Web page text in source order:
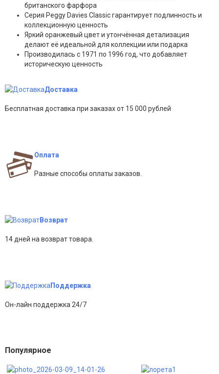
британского фарфора
Серия Peggy Davies Classic гарантирует подлинность и
коллекционную ценность
Яркий оранжевый цвет и утончённая детализация
делают её идеальной для коллекции или подарка
Производилась с 1971 по 1996 год, что добавляет
историческую ценность
Доставка
Бесплатная доставка при заказах от 15 000 рублей
Оплата
Разные способы оплаты заказов.
Возврат
14 дней на возврат товара.
Поддержка
Он-лайн поддержка 24/7
Популярное